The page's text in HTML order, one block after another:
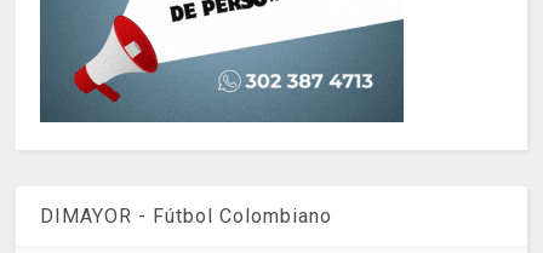
DIMAYOR - Fútbol Colombiano